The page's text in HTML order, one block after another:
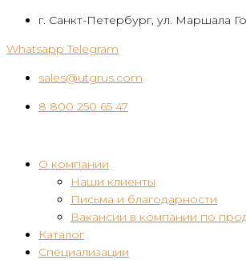
Перейти
контенту
г. Санкт-Петербург, ул. Маршала
Whatsapp Telegram
sales@utgrus.com
8 800 250 65 47
О компании
Наши клиенты
Письма и благодарности
Вакансии в компании по
Каталог
Специализации